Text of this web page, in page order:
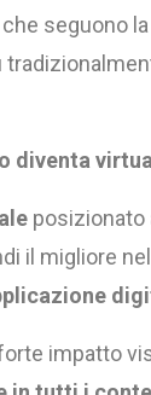
seguono
diventa
posizionato
il migliore
impatto